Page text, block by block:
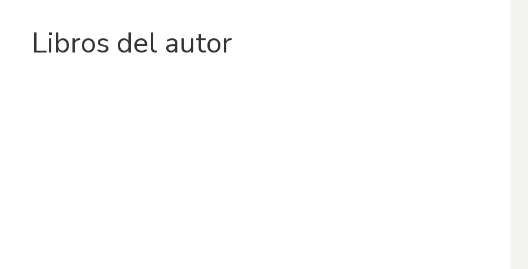
Libros del autor